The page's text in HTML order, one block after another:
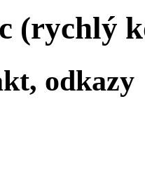
(rychlý
odkazy